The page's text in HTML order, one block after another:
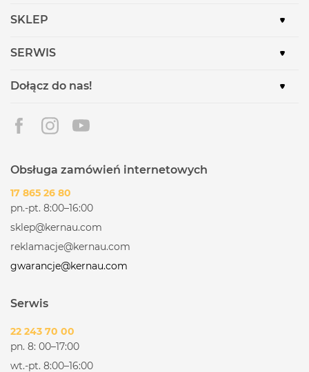
SKLEP
SERWIS
Dołącz do nas!
Obsługa zamówień internetowych
17 865 26 80
pn.-pt. 8:00–16:00
sklep@kernau.com
reklamacje@kernau.com
gwarancje@kernau.com
Serwis
22 243 70 00
pn. 8: 00–17:00
wt.-pt. 8:00–16:00